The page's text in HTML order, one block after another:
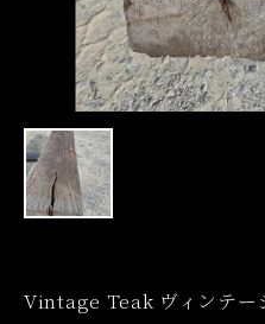
Vintage Teak ヴィンテ